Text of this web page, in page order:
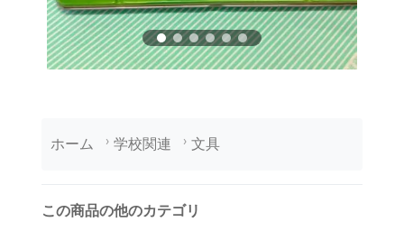
ホーム 学校関連 文具
この商品の他のカテゴリ